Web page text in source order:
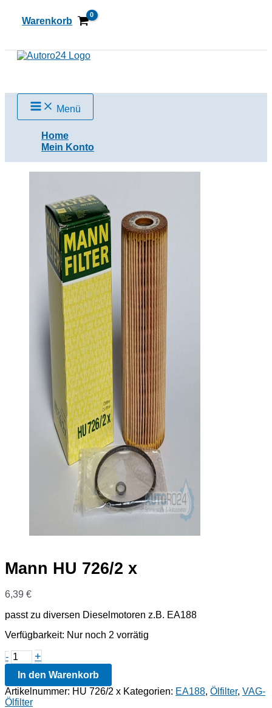
InhaltWarenkorb
Menü
Home
Mein Konto
Mann HU 726/2 x
6,39 €
passt zu diversen Dieselmotoren z.B. EA188
Verfügbarkeit: Nur noch 2 vorrätig
- Mann
HU
726/2
x
Menge
+
In den Warenkorb
Artikelnummer: HU 726/2 x Kategorien: EA188, Ölfilter, VAG-
Ölfilter